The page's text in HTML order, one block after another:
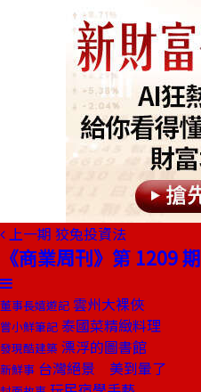
上一期 狡兔投資法
《商業周刊》第 1209 期
董事長嬉遊記 雲州大裸俠
嘗小鮮筆記 泰國菜精緻料理
發現酷建築 漂浮的圖書館
新鮮事 台灣絕景 美到暈了